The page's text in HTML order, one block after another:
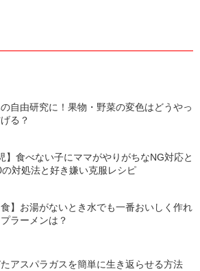
自由研究に！果物・野菜の変色はどうやっ
る？
】食べない子にママがやりがちなNG対応と
の対処法と好き嫌い克服レシピ
食】お湯がないとき水でも一番おいしく作れ
ラーメンは？
たアスパラガスを簡単に生き返らせる方法